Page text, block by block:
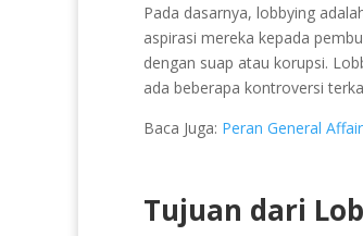
Pada dasarnya, lobbying
aspirasi mereka kepada
dengan suap atau korupsi.
ada beberapa kontroversi
Baca Juga: Peran General
Tujuan dari